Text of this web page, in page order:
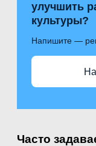
улучшить
культуры?
Напишите —
Часто